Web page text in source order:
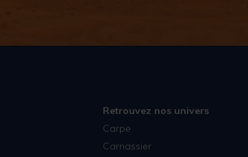
Retrouvez nos univers
Carpe
Carnassier